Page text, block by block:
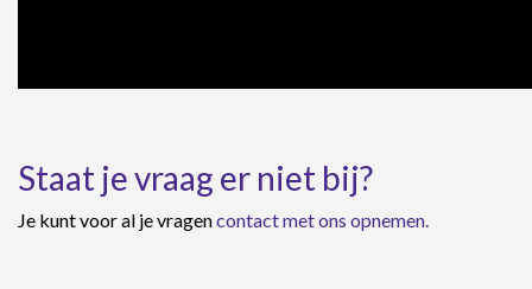
Staat je vraag er niet bij?
Je kunt voor al je vragencontact met ons opnemen.